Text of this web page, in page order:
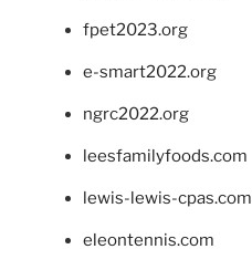
fpet2023.org
e-smart2022.org
ngrc2022.org
leesfamilyfoods.com
lewis-lewis-cpas.com
eleontennis.com